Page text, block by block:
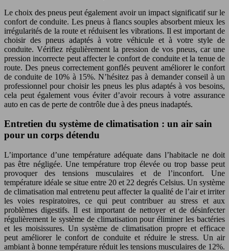
Le choix des pneus peut également avoir un impact significatif sur le
confort de conduite. Les pneus à flancs souples absorbent mieux les
irrégularités de la route et réduisent les vibrations. Il est important de
choisir des pneus adaptés à votre véhicule et à votre style de
conduite. Vérifiez régulièrement la pression de vos pneus, car une
pression incorrecte peut affecter le confort de conduite et la tenue de
route. Des pneus correctement gonflés peuvent améliorer le confort
de conduite de 10% à 15%. N’hésitez pas à demander conseil à un
professionnel pour choisir les pneus les plus adaptés à vos besoins,
cela peut également vous éviter d’avoir recours à votre assurance
auto en cas de perte de contrôle due à des pneus inadaptés.
Entretien du système de climatisation : un air sain
pour un corps détendu
L’importance d’une température adéquate dans l’habitacle ne doit
pas être négligée. Une température trop élevée ou trop basse peut
provoquer des tensions musculaires et de l’inconfort. Une
température idéale se situe entre 20 et 22 degrés Celsius. Un système
de climatisation mal entretenu peut affecter la qualité de l’air et irriter
les voies respiratoires, ce qui peut contribuer au stress et aux
problèmes digestifs. Il est important de nettoyer et de désinfecter
régulièrement le système de climatisation pour éliminer les bactéries
et les moisissures. Un système de climatisation propre et efficace
peut améliorer le confort de conduite et réduire le stress. Un air
ambiant à bonne température réduit les tensions musculaires de 12%.